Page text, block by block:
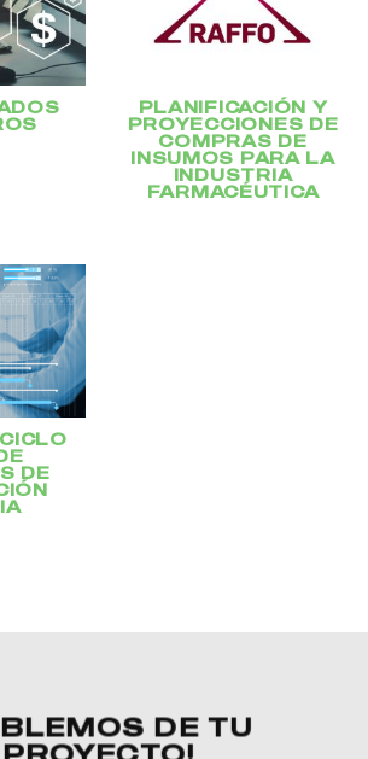
PLANIFICACIÓN Y
PROYECCIONES DE
COMPRAS DE
INSUMOS PARA LA
INDUSTRIA
FARMACÉUTICA
DE
DE TU